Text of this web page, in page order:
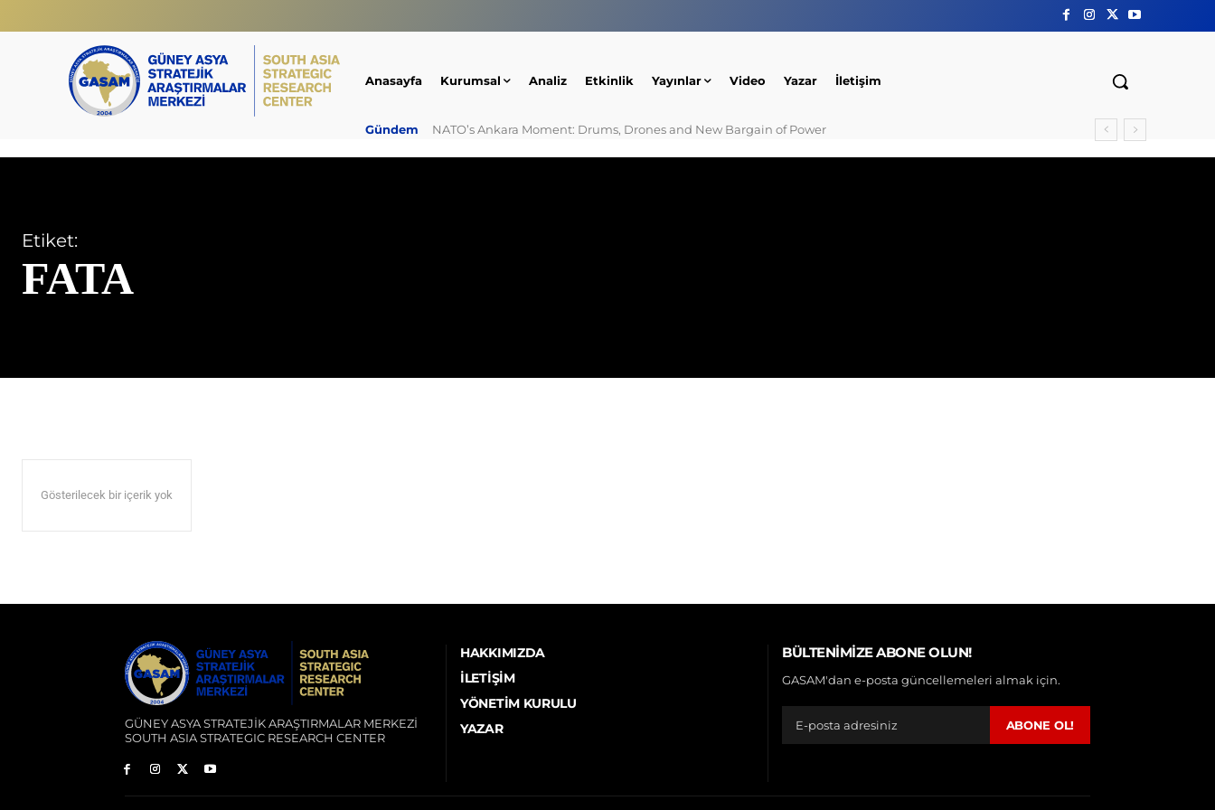
Anasayfa Kurumsal Analiz Etkinlik Yayınlar Video Yazar İletişim
Gündem NATO’s Ankara Moment: Drums, Drones and New Bargain of Power
Etiket:
FATA
Gösterilecek bir içerik yok
GÜNEY ASYA STRATEJİK ARAŞTIRMALAR MERKEZİ
SOUTH ASIA STRATEGIC RESEARCH CENTER
HAKKIMIZDA
İLETIŞIM
YÖNETIM KURULU
YAZAR
BÜLTENIMIZE ABONE OLUN!
GASAM'dan e-posta güncellemeleri almak için.
ABONE OL!